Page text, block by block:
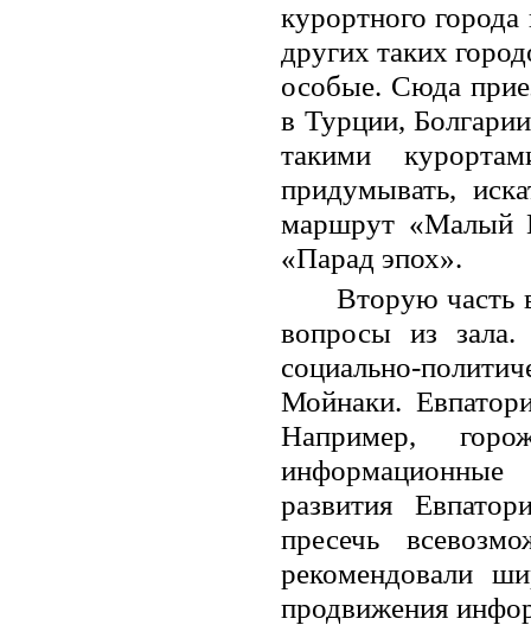
курортного города
других таких
особые. Сюда
в Турции,
такими
придумывать,
маршрут «Малый
«Парад эпох».
Вторую часть
вопросы из
социально-
Мойнаки.
Например,
развития
пресечь
рекомендовали
продвижения